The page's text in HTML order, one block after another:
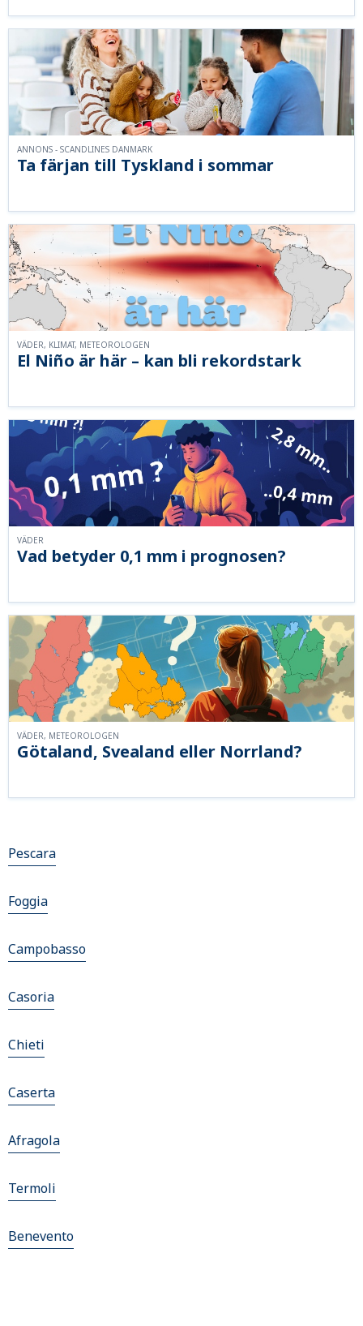
Ta färjan till Tyskland i sommar
ANNONS - SCANDLINES DANMARK
El Niño är här – kan bli rekordstark
VÄDER, KLIMAT, METEOROLOGEN
Vad betyder 0,1 mm i prognosen?
VÄDER
Götaland, Svealand eller Norrland?
VÄDER, METEOROLOGEN
Pescara
Foggia
Campobasso
Casoria
Chieti
Caserta
Afragola
Termoli
Benevento